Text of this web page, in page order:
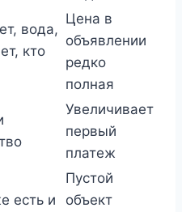
вода,
кто
Цена в
объявлении
редко
полная
Увеличивает
первый
платеж
есть и
Пустой
объект